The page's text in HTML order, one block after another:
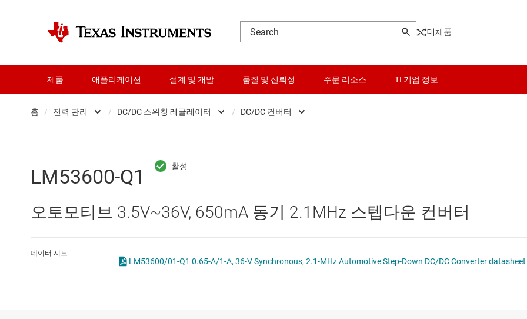
대체품
제품 애플리케이션 설계 및 개발 품질 및 신뢰성 주문 리소스 TI 기업 정보
홈 / 전력 관리
RF 및 마이크로파
데이터 컨버터
마이크로컨트롤러(MCU) 및 프로세서
인터페이스
절연
/ DC/DC 스위칭 레귤레이터
DC/DC 스위칭 레귤레이터
DDR 메모리 전원 IC
LED 드라이버
고압측 스위치 및 컨트롤러
무접점 릴레이
/ DC/DC 컨버터
LM53600-Q1
오토모티브 3.5V~36V, 650mA 동기 2.1MHz 스텝다운 컨버터
데이터 시트
LM53600/01-Q1 0.65-A/1-A, 36-V Synchronous, 2.1-MHz Automotive Step-Down DC/DC Converter